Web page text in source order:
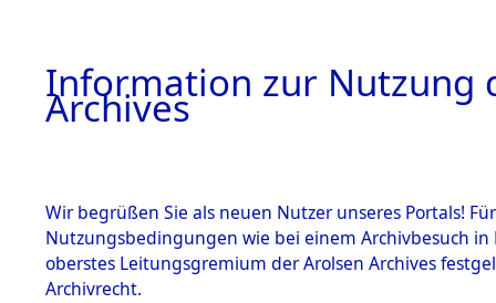
Information zur Nutzung
Archives
Wir begrüßen Sie als neuen Nutzer unseres Portals!
Nutzungsbedingungen wie bei einem Archivbesuch
oberstes Leitungsgremium der Arolsen Archives
Archivrecht.